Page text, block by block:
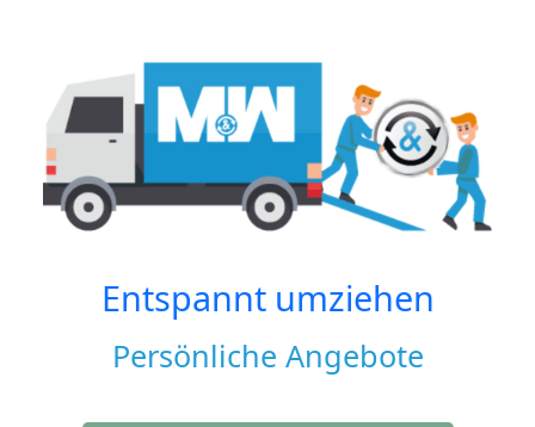
Entspannt umziehen
Persönliche Angebote